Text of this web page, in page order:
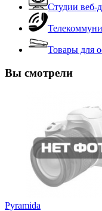
Студии веб-
Товары для
Вы смотрели
Pyramida